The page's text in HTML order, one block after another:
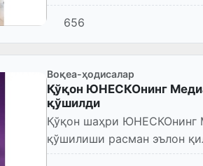
ватанимизга қайтарилди.
656
Воқеа-ҳодисалар
Қўқон ЮНЕСКОнинг Медиа
қўшилди
Қўқон шаҳри ЮНЕСКОнинг
қўшилиши расман эълон